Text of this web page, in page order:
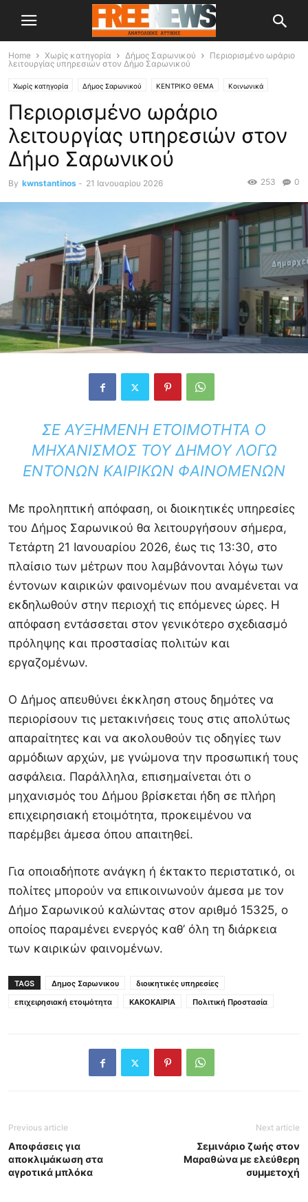
Home Χωρίς κατηγορία Δήμος Σαρωνικού
Περιορισμένο ωράριο
λειτουργίας υπηρεσιών στον Δήμο Σαρωνικού
Χωρίς κατηγορία Δήμος Σαρωνικού ΚΕΝΤΡΙΚΟ ΘΕΜΑ Κοινωνικά
Περιορισμένο ωράριο
λειτουργίας υπηρεσιών στον
Δήμο Σαρωνικού
By kwnstantinos - 21 Ιανουαρίου 2026 0
253
ΣΕ ΑΥΞΗΜΈΝΗ ΕΤΟΙΜΌΤΗΤΑ Ο
ΜΗΧΑΝΙΣΜΌΣ ΤΟΥ ΔΉΜΟΥ ΛΌΓΩ
ΈΝΤΟΝΩΝ ΚΑΙΡΙΚΏΝ ΦΑΙΝΟΜΈΝΩΝ
Με προληπτική απόφαση, οι διοικητικές υπηρεσίες
του Δήμος Σαρωνικού θα λειτουργήσουν σήμερα,
Τετάρτη 21 Ιανουαρίου 2026, έως τις 13:30, στο
πλαίσιο των μέτρων που λαμβάνονται λόγω των
έντονων καιρικών φαινομένων που αναμένεται να
εκδηλωθούν στην περιοχή τις επόμενες ώρες. Η
απόφαση εντάσσεται στον γενικότερο σχεδιασμό
πρόληψης και προστασίας πολιτών και
εργαζομένων.
Ο Δήμος απευθύνει έκκληση στους δημότες να
περιορίσουν τις μετακινήσεις τους στις απολύτως
απαραίτητες και να ακολουθούν τις οδηγίες των
αρμόδιων αρχών, με γνώμονα την προσωπική τους
ασφάλεια. Παράλληλα, επισημαίνεται ότι ο
μηχανισμός του Δήμου βρίσκεται ήδη σε πλήρη
επιχειρησιακή ετοιμότητα, προκειμένου να
παρέμβει άμεσα όπου απαιτηθεί.
Για οποιαδήποτε ανάγκη ή έκτακτο περιστατικό, οι
πολίτες μπορούν να επικοινωνούν άμεσα με τον
Δήμο Σαρωνικού καλώντας στον αριθμό 15325, ο
οποίος παραμένει ενεργός καθ’ όλη τη διάρκεια
των καιρικών φαινομένων.
TAGS Δημος Σαρωνικου
διοικητικές υπηρεσίες
επιχειρησιακή ετοιμότητα
ΚΑΚΟΚΑΙΡΙΑ Πολιτική Προστασία
Previous article
Αποφάσεις για
αποκλιμάκωση στα
αγροτικά μπλόκα
Next article
Σεμινάριο ζωής στον
Μαραθώνα με ελεύθερη
συμμετοχή